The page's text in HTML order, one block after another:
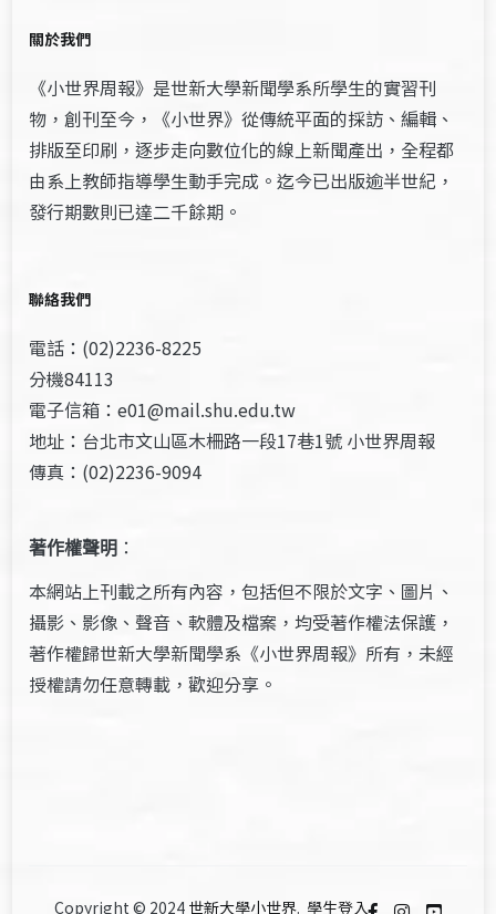
關於我們
《小世界周報》是世新大學新聞學系所學生的實習刊
物，創刊至今，《小世界》從傳統平面的採訪、編輯、
排版至印刷，逐步走向數位化的線上新聞產出，全程都
由系上教師指導學生動手完成。迄今已出版逾半世紀，
發行期數則已達二千餘期。
聯絡我們
電話：(02)2236-8225
分機84113
電子信箱：e01@mail.shu.edu.tw
地址：台北市文山區木柵路一段17巷1號 小世界周報
傳真：(02)2236-9094
著作權聲明 ：
本網站上刊載之所有內容，包括但不限於文字、圖片、
攝影、影像、聲音、軟體及檔案，均受著作權法保護，
著作權歸世新大學新聞學系《小世界周報》所有，未經
授權請勿任意轉載，歡迎分享。
Copyright © 2024 世新大學小世界. 學生登入